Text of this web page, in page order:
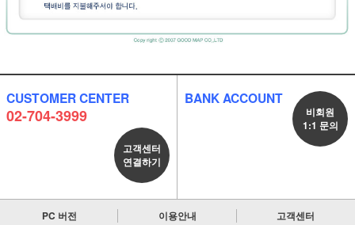
CUSTOMER CENTER
02-704-3999
고객센터
연결하기
BANK ACCOUNT
비회원
1:1 문의
PC 버전 이용안내 고객센터